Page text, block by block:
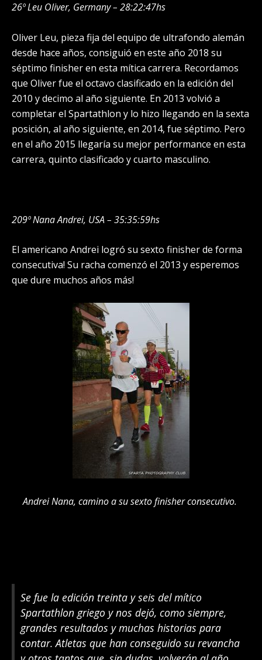
26º Leu Oliver, Germany – 28:22:47hs
Oliver Leu, pieza fija del equipo de ultrafondo alemán
desde hace años, consiguió en este año 2018 su
séptimo finisher en esta mítica carrera. Recordamos
que Oliver fue el octavo clasificado en la edición del
2010 y decimo al año siguiente. En 2013 volvió a
completar el Spartathlon y lo hizo llegando en la sexta
posición, al año siguiente, en 2014, fue séptimo. Pero
en el año 2015 llegaría su mejor performance en esta
carrera, quinto clasificado y cuarto masculino.
209º Nana Andrei, USA – 35:35:59hs
El americano Andrei logró su sexto finisher de forma
consecutiva! Su racha comenzó el 2013 y esperemos
que dure muchos años más!
Andrei Nana, camino a su sexto finisher consecutivo.
Se fue la edición treinta y seis del mítico
Spartathlon griego y nos dejó, como siempre,
grandes resultados y muchas historias para
contar. Atletas que han conseguido su revancha